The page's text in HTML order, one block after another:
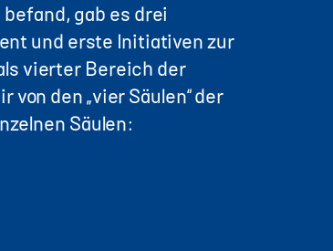
gab es drei
und erste Initiativen zur
vierter Bereich der
den „vier Säulen“ der
Säulen: